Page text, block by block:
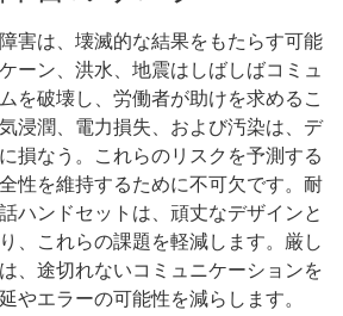
害は、壊滅的な結果をもたらす可能
ーン、洪水、地震はしばしばコミュ
を破壊し、労働者が助けを求めるこ
浸潤、電力損失、および汚染は、デ
損なう。これらのリスクを予測する
性を維持するために不可欠です。耐
ハンドセットは、頑丈なデザインと
、これらの課題を軽減します。厳し
、途切れないコミュニケーションを
やエラーの可能性を減らします。